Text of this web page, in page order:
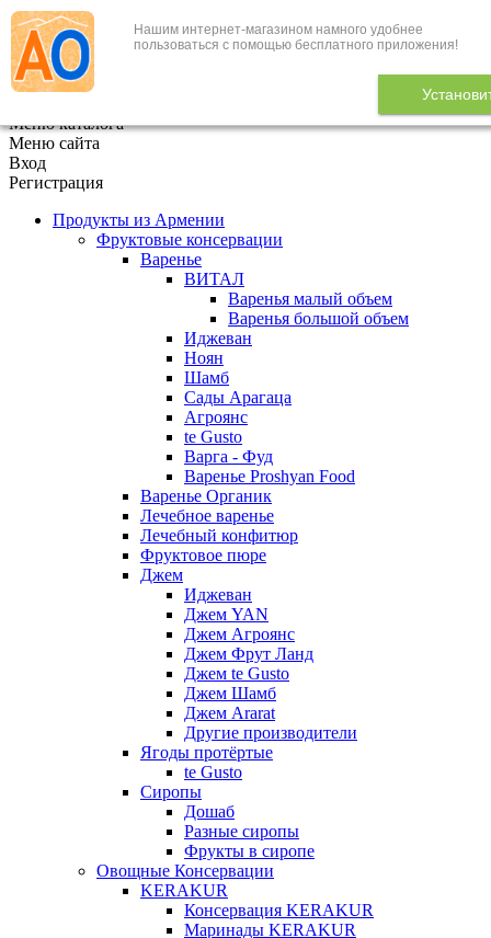
Нашим интернет-магазином намного удобнее
пользоваться с помощью бесплатного приложения!
+7 (495) 646-888-1
В корзине 0
Меню каталога
Меню сайта
Вход
Регистрация
Продукты из Армении
Фруктовые консервации
Варенье
ВИТАЛ
Варенья малый объем
Варенья большой объем
Иджеван
Ноян
Шамб
Сады Арагаца
Агроянс
te Gusto
Варга - Фуд
Варенье Proshyan Food
Варенье Органик
Лечебное варенье
Лечебный конфитюр
Фруктовое пюре
Джем
Иджеван
Джем YAN
Джем Агроянс
Джем Фрут Ланд
Джем te Gusto
Джем Шамб
Джем Ararat
Другие производители
Ягоды протёртые
te Gusto
Сиропы
Дошаб
Разные сиропы
Фрукты в сиропе
Овощные Консервации
KERAKUR
Консервация KERAKUR
Маринады KERAKUR